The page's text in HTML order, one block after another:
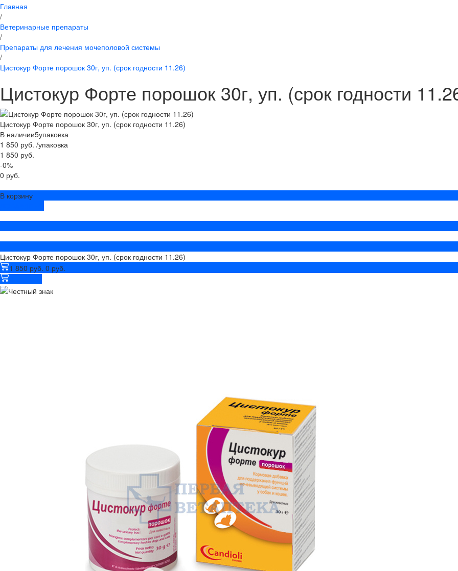
Главная
/
Ветеринарные препараты
/
Препараты для лечения мочеполовой системы
/
Цистокур Форте порошок 30г, уп. (срок годности 11.26)
Цистокур Форте порошок 30г, уп. (срок годности
Цистокур Форте порошок 30г, уп. (срок годности 11.26)
В наличии5упаковка
1 850 руб. /упаковка
1 850 руб.
-0%
0 руб.
В корзину
Цистокур Форте порошок 30г, уп. (срок годности 11.26)
1 850 руб. 0 руб.